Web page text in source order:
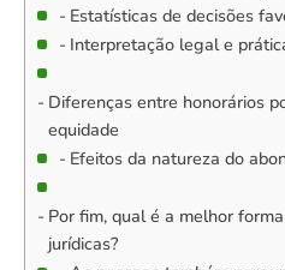
Estatísticas de decisões
Interpretação legal e
Diferenças entre honorários
equidade
Efeitos da natureza do
Por fim, qual é a melhor
jurídicas?